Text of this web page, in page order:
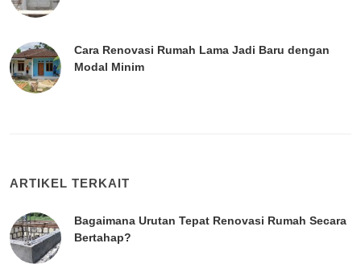
Cara Renovasi Rumah Lama Jadi Baru dengan
Modal Minim
ARTIKEL TERKAIT
Bagaimana Urutan Tepat Renovasi Rumah Secara
Bertahap?